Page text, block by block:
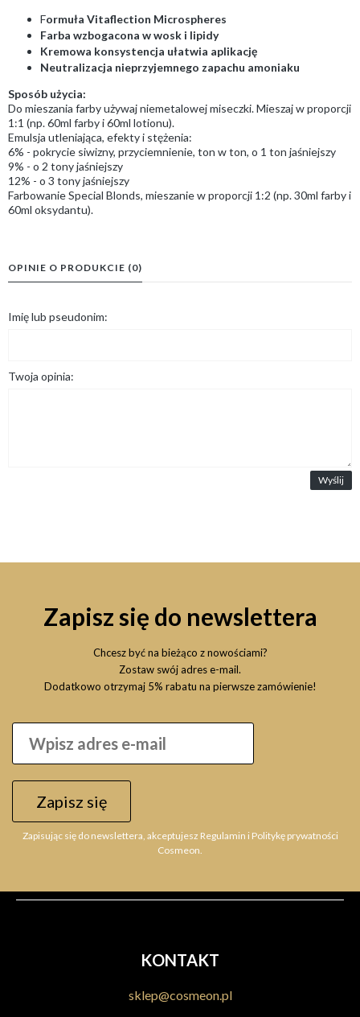
Formuła Vitaflection Microspheres
Farba wzbogacona w wosk i lipidy
Kremowa konsystencja ułatwia aplikację
Neutralizacja nieprzyjemnego zapachu amoniaku
Sposób użycia:
Do mieszania farby używaj niemetalowej miseczki. Mieszaj w proporcji
1:1 (np. 60ml farby i 60ml lotionu).
Emulsja utleniająca, efekty i stężenia:
6% - pokrycie siwizny, przyciemnienie, ton w ton, o 1 ton jaśniejszy
9% - o 2 tony jaśniejszy
12% - o 3 tony jaśniejszy
Farbowanie Special Blonds, mieszanie w proporcji 1:2 (np. 30ml farby i
60ml oksydantu).
OPINIE O PRODUKCIE (0)
Imię lub pseudonim:
Twoja opinia:
Wyślij
Zapisz się do newslettera
Chcesz być na bieżąco z nowościami?
Zostaw swój adres e-mail.
Dodatkowo otrzymaj 5% rabatu na pierwsze zamówienie!
Zapisz się
Zapisując się do newslettera, akceptujesz Regulamin i Politykę prywatności
Cosmeon.
KONTAKT
sklep@cosmeon.pl